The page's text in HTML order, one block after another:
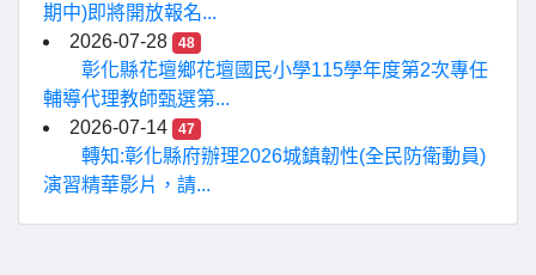
期中)即將開放報名...
2026-07-28
48
彰化縣花壇鄉花壇國民小學115學年度第2次專任
輔導代理教師甄選第...
2026-07-14
47
轉知:彰化縣府辦理2026城鎮韌性(全民防衛動員)
演習精華影片，請...